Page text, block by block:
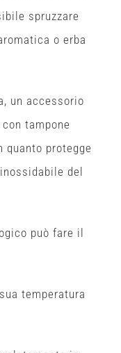
spruzzare
o erba
un accessorio
tampone
quanto protegge
del
può fare il
temperatura